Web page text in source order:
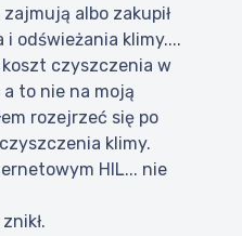
albo zakupił
odświeżania klimy....
koszt czyszczenia w
to nie na moją
rozejrzeć się po
klimy.
HIL... nie